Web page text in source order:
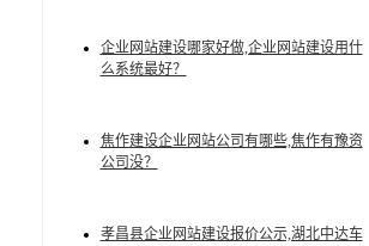
企业网站建设哪家好做,企业网站建设用什
么系统最好？
焦作建设企业网站公司有哪些,焦作有豫资
公司没？
孝昌县企业网站建设报价公示,湖北中达车